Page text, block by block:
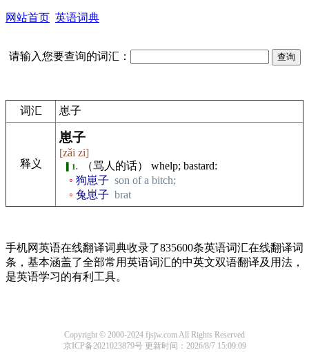
网站首页 英语词典
请输入您要查询的词汇：
词汇 崽子
释义
崽子
[zǎi zi]
1.
（骂人的话） whelp; bastard:
狗崽子 son of a bitch;
兔崽子 brat
手机网英语在线翻译词典收录了835600条英语词汇在线翻译词
条，基本涵盖了全部常用英语词汇的中英文双语翻译及用法，
是英语学习的有利工具。
Copyright © 2000-2024 fjsjw.com All Rights Reserved
京ICP备2021023879号更新时间：2026/8/7 15:09:09